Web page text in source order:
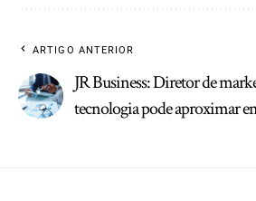
ARTIGO ANTERIOR
JR Business: Diretor de
tecnologia pode aproximar